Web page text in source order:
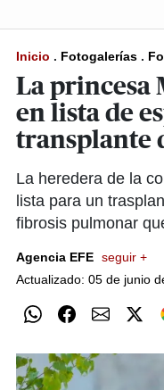
Inicio . Fotogalerías .
La princesa
en lista de
transplante
La heredera de la
lista para un
fibrosis pulmonar
Agencia EFE seguir +
Actualizado: 05 de junio